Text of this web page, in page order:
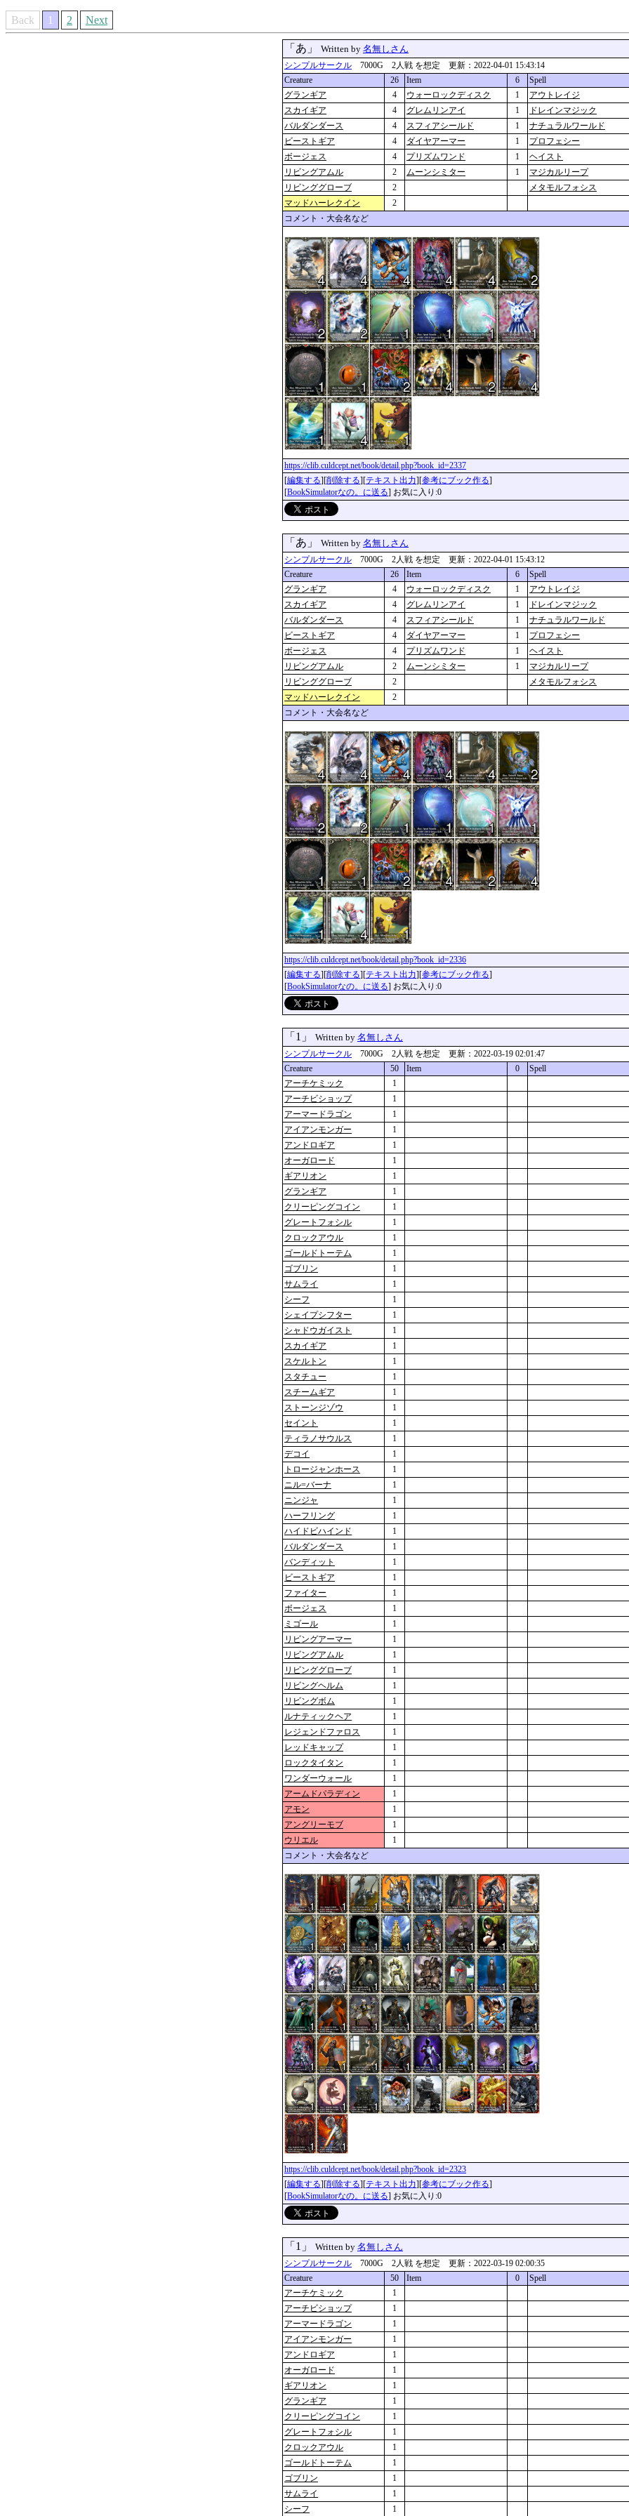
Back 1 2 Next
「あ」 Written by 名無しさん
シンプルサークル 7000G 2人戦 を想定 更新：2022-04-01 15:43:14
Creature
26 Item 6
Spell
グランギア
4 ウォーロックディスク 1
アウトレイジ
スカイギア
4 グレムリンアイ 1
ドレインマジック
バルダンダース
4 スフィアシールド 1
ナチュラルワールド
ビーストギア
4 ダイヤアーマー 1
プロフェシー
ボージェス
4 プリズムワンド 1
ヘイスト
リビングアムル
2 ムーンシミター 1
マジカルリープ
リビンググローブ
2
メタモルフォシス
マッドハーレクイン
2
コメント・大会名など
https://clib.culdcept.net/book/detail.php?book_id=2337
[編集する][削除する][テキスト出力][参考にブック作る]
[BookSimulatorなの。に送る] お気に入り:0
「あ」 Written by 名無しさん
シンプルサークル 7000G 2人戦 を想定 更新：2022-04-01 15:43:12
Creature
26 Item 6
Spell
グランギア
4 ウォーロックディスク 1
アウトレイジ
スカイギア
4 グレムリンアイ 1
ドレインマジック
バルダンダース
4 スフィアシールド 1
ナチュラルワールド
ビーストギア
4 ダイヤアーマー 1
プロフェシー
ボージェス
4 プリズムワンド 1
ヘイスト
リビングアムル
2 ムーンシミター 1
マジカルリープ
リビンググローブ
2
メタモルフォシス
マッドハーレクイン
2
コメント・大会名など
https://clib.culdcept.net/book/detail.php?book_id=2336
[編集する][削除する][テキスト出力][参考にブック作る]
[BookSimulatorなの。に送る] お気に入り:0
「1」 Written by 名無しさん
シンプルサークル 7000G 2人戦 を想定 更新：2022-03-19 02:01:47
Creature
50 Item 0
Spell
アーチケミック
1
アーチビショップ
1
アーマードラゴン
1
アイアンモンガー
1
アンドロギア
1
オーガロード
1
ギアリオン
1
グランギア
1
クリーピングコイン
1
グレートフォシル
1
クロックアウル
1
ゴールドトーテム
1
ゴブリン
1
サムライ
1
シーフ
1
シェイプシフター
1
シャドウガイスト
1
スカイギア
1
スケルトン
1
スタチュー
1
スチームギア
1
ストーンジゾウ
1
セイント
1
ティラノサウルス
1
デコイ
1
トロージャンホース
1
ニル=バーナ
1
ニンジャ
1
ハーフリング
1
ハイドビハインド
1
バルダンダース
1
バンディット
1
ビーストギア
1
ファイター
1
ボージェス
1
ミゴール
1
リビングアーマー
1
リビングアムル
1
リビンググローブ
1
リビングヘルム
1
リビングボム
1
ルナティックヘア
1
レジェンドファロス
1
レッドキャップ
1
ロックタイタン
1
ワンダーウォール
1
アームドパラディン
1
アモン
1
アングリーモブ
1
ウリエル
1
コメント・大会名など
https://clib.culdcept.net/book/detail.php?book_id=2323
[編集する][削除する][テキスト出力][参考にブック作る]
[BookSimulatorなの。に送る] お気に入り:0
「1」 Written by 名無しさん
シンプルサークル 7000G 2人戦 を想定 更新：2022-03-19 02:00:35
Creature
50 Item 0
Spell
アーチケミック
1
アーチビショップ
1
アーマードラゴン
1
アイアンモンガー
1
アンドロギア
1
オーガロード
1
ギアリオン
1
グランギア
1
クリーピングコイン
1
グレートフォシル
1
クロックアウル
1
ゴールドトーテム
1
ゴブリン
1
サムライ
1
シーフ
1